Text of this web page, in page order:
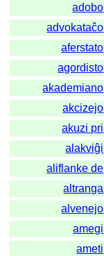
adobo
advokataĉo
aferstato
agordisto
akademiano
akcizejo
akuzi pri
alakviĝi
aliflanke de
altranga
alvenejo
amegi
ameti